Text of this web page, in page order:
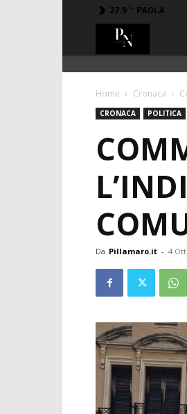
27.9 C PAOLA
Home Cronaca
CRONACA POLITICA
Da Pillamaro.it - 4